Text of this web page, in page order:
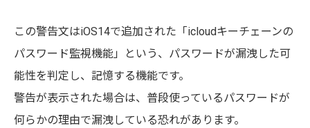
この警告文はiOS14で追加された「icloudキーチェーンの
パスワード監視機能」という、パスワードが漏洩した可
能性を判定し、記憶する機能です。
警告が表示された場合は、普段使っているパスワードが
何らかの理由で漏洩している恐れがあります。